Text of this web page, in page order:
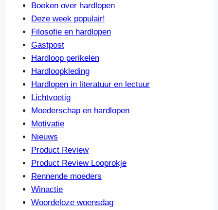
Boeken over hardlopen
Deze week populair!
Filosofie en hardlopen
Gastpost
Hardloop perikelen
Hardloopkleding
Hardlopen in literatuur en lectuur
Lichtvoetig
Moederschap en hardlopen
Motivatie
Nieuws
Product Review
Product Review Looprokje
Rennende moeders
Winactie
Woordeloze woensdag